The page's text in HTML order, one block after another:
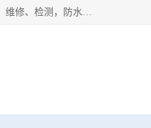
甘肃科探管道工程有限公司成立于2019年，注册地位于甘肃省兰州市。经营范围包括管道安装、清洗、疏通、维修、检测，防水工程，工程钻孔，化粪池清理，暖气安装，给排水管道安装维修，室内外管道如消防、供水、供热管道漏水检测定位，室内外防水堵漏等。